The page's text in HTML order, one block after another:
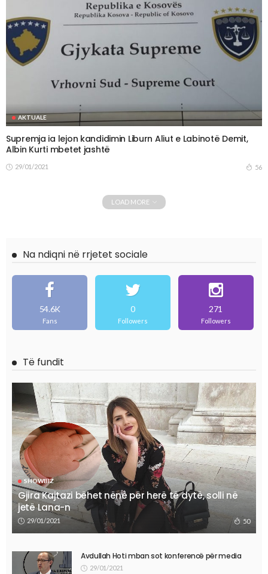
AKTUALE
Supremja ia lejon kandidimin Liburn Aliut e Labinotë Demit,
Albin Kurti mbetet jashtë
29/01/2021 56
LOAD MORE
Na ndiqni në rrjetet sociale
54.6K
Fans
0
Followers
271
Followers
Të fundit
SHOWBIZ
Gjira Kajtazi bëhet nënë për herë të dytë, solli në
jetë Lana-n
29/01/2021 50
Avdullah Hoti mban sot konferencë për media
29/01/2021